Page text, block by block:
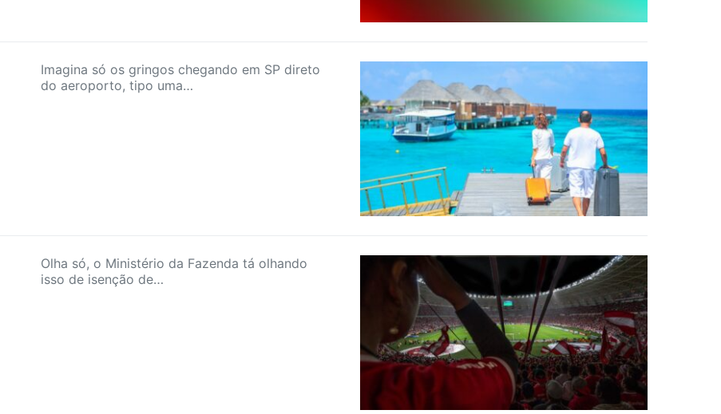
Imagina só os gringos chegando em SP direto
do aeroporto, tipo uma…
Olha só, o Ministério da Fazenda tá olhando
isso de isenção de…